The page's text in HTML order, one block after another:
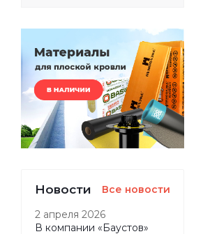
Новости Все новости
2 апреля 2026
В компании «Баустов»